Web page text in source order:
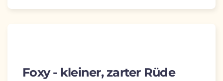
Foxy - kleiner, zarter Rüde